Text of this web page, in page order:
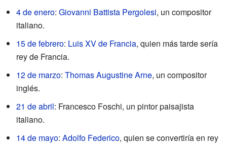
4 de enero: Giovanni Battista Pergolesi, un compositor
italiano.
15 de febrero: Luis XV de Francia, quien más tarde sería
rey de Francia.
12 de marzo: Thomas Augustine Arne, un compositor
inglés.
21 de abril: Francesco Foschi, un pintor paisajista
italiano.
14 de mayo: Adolfo Federico, quien se convertiría en rey